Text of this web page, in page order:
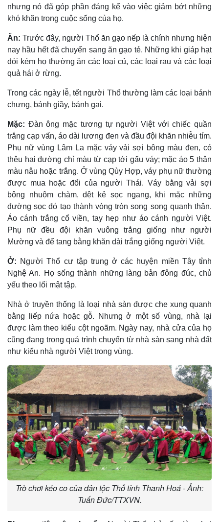
nhưng nó đã góp phần đáng kể vào việc giảm bớt những
khó khăn trong cuộc sống của họ.
Ăn: Trước đây, người Thổ ăn gạo nếp là chính nhưng hiện
nay hầu hết đã chuyển sang ăn gạo tẻ. Những khi giáp hạt
đói kém họ thường ăn các loại củ, các loại rau và các loại
quả hái ở rừng.
Trong các ngày lễ, tết người Thổ thường làm các loại bánh
chưng, bánh giầy, bánh gai.
Mặc: Ðàn ông mặc tương tự người Việt với chiếc quần
trắng cạp vấn, áo dài lương đen và đầu đội khăn nhiễu tím.
Phụ nữ vùng Lâm La mặc váy vải sợi bông màu đen, có
thêu hai đường chỉ màu từ cạp tới gấu váy; mặc áo 5 thân
màu nâu hoặc trắng. Ở vùng Qùy Hợp, váy phụ nữ thường
được mua hoặc đổi của người Thái. Váy bằng vải sợi
bông nhuộm chàm, dệt kẻ sọc ngang, khi mặc những
đường sọc đó tạo thành vòng tròn song song quanh thân.
Áo cánh trắng cổ viền, tay hẹp như áo cánh người Việt.
Phụ nữ đều đội khăn vuông trắng giống như người
Mường và để tang bằng khăn dài trắng giống người Việt.
Ở: Người Thổ cư tập trung ở các huyện miền Tây tỉnh
Nghệ An. Họ sống thành những làng bản đông đúc, chủ
yếu theo lối mật tập.
Nhà ở truyền thống là loại nhà sàn được che xung quanh
bằng liếp nứa hoặc gỗ. Nhưng ở một số vùng, nhà lại
được làm theo kiểu cột ngoãm. Ngày nay, nhà cửa của họ
cũng đang trong quá trình chuyển từ nhà sàn sang nhà đất
như kiểu nhà người Việt trong vùng.
Trò chơi kéo co của dân tộc Thổ tỉnh Thanh Hoá - Ảnh:
Tuấn Đức/TTXVN.